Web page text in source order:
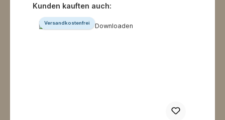
Produktgalerie überspringen
Kunden kauften auch:
Versandkostenfrei